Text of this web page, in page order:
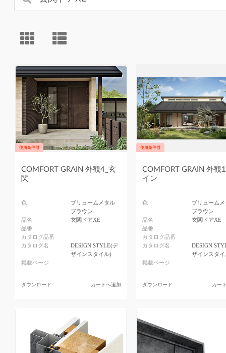
COMFORT GRAIN 外観4_玄
関
色
ブリュームメタル
ブラウン
品名
玄関ドアXE
品番
カタログ品番
カタログ名
DESIGN STYLE(デ
ザインスタイル)
掲載ページ
ダウンロード カートへ追加
COMFORT GRAIN 外観
イン
色
ブリューム
ブラウン
品名
玄関ドアXE
品番
カタログ品番
カタログ名
DESIGN
ザインスタ
掲載ページ
ダウンロード カー